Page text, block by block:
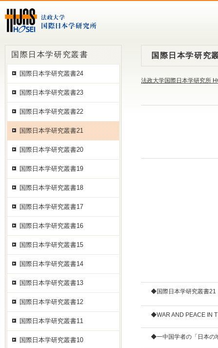
国際日本学研究
法政大学国際日本学研究所
◆国際日本学研究叢書21
◆WAR AND PEACE IN
◆一中国学者の「日本の
国際日本学研究叢書
国際日本学研究叢書24
国際日本学研究叢書23
国際日本学研究叢書22
国際日本学研究叢書21
国際日本学研究叢書20
国際日本学研究叢書19
国際日本学研究叢書18
国際日本学研究叢書17
国際日本学研究叢書16
国際日本学研究叢書15
国際日本学研究叢書14
国際日本学研究叢書13
国際日本学研究叢書12
国際日本学研究叢書11
国際日本学研究叢書10